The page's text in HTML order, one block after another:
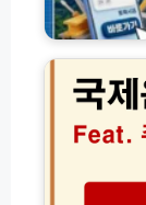
신)
바
로
가
육
과
정
국
제
운